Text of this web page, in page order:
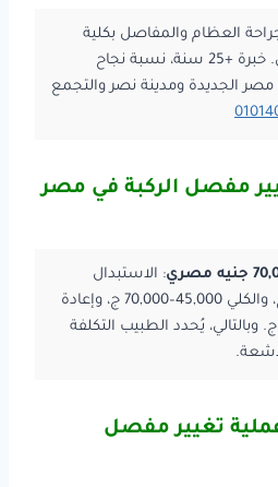
العظام والمفاصل بكلية
طب جامعة عين شمس. خبرة +25 سنة، نسبة نجاح
في مصر الجديدة ومدينة نصر والتجمع
مفصل الركبة في مصر
: الاستبدال
الجزئي 30,000–50,000 ج، والكلي 45,000–70,000 ج، وإعادة
الجراحة 60,000–90,000 ج. وبالتالي، يُحدد الطبيب التكلفة
تغيير مفصل